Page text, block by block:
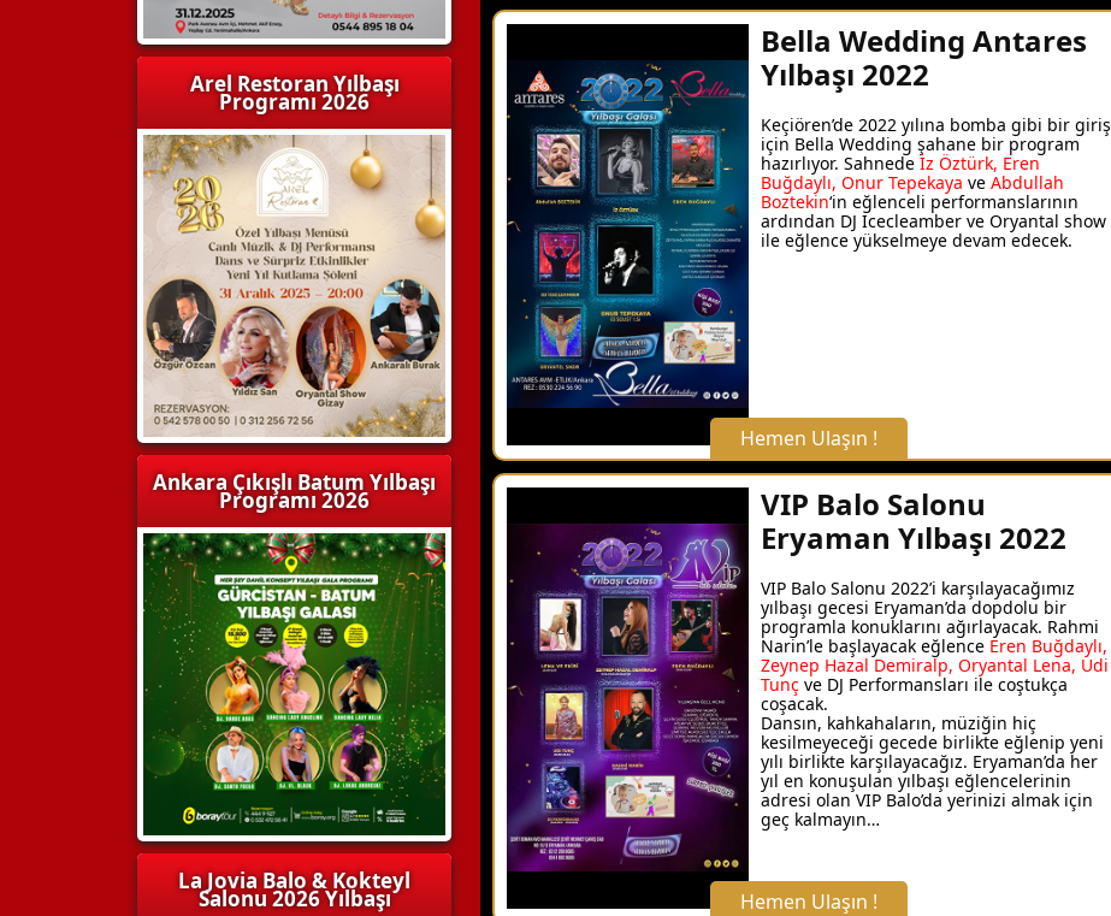
Arel Restoran Yılbaşı
Programı 2026
Ankara Çıkışlı Batum Yılbaşı
Programı 2026
La Jovia Balo & Kokteyl
Salonu 2026 Yılbaşı
X Kapat
WhatsApp ile Bilgi Alın
Hemen Arayın
Detaylı Bilgi Alın
Bella Wedding Antares
Yılbaşı 2022
Keçiören’de 2022 yılına bomba gibi bir giriş
için Bella Wedding şahane bir program
hazırlıyor. Sahnede İz Öztürk, Eren
Buğdaylı, Onur Tepekaya ve Abdullah
Boztekin‘in eğlenceli performanslarının
ardından DJ Icecleamber ve Oryantal show
ile eğlence yükselmeye devam edecek.
Hemen Ulaşın !
X Kapat
WhatsApp ile Bilgi Alın
Hemen Arayın
Detaylı Bilgi Alın
VIP Balo Salonu
Eryaman Yılbaşı 2022
VIP Balo Salonu 2022’i karşılayacağımız
yılbaşı gecesi Eryaman’da dopdolu bir
programla konuklarını ağırlayacak. Rahmi
Narin’le başlayacak eğlence Eren Buğdaylı,
Zeynep Hazal Demiralp, Oryantal Lena, Udi
Tunçve DJ Performansları ile coştukça
coşacak.
Dansın, kahkahaların, müziğin hiç
kesilmeyeceği gecede birlikte eğlenip yeni
yılı birlikte karşılayacağız. Eryaman’da her
yıl en konuşulan yılbaşı eğlencelerinin
adresi olan VIP Balo’da yerinizi almak için
geç kalmayın…
Hemen Ulaşın !